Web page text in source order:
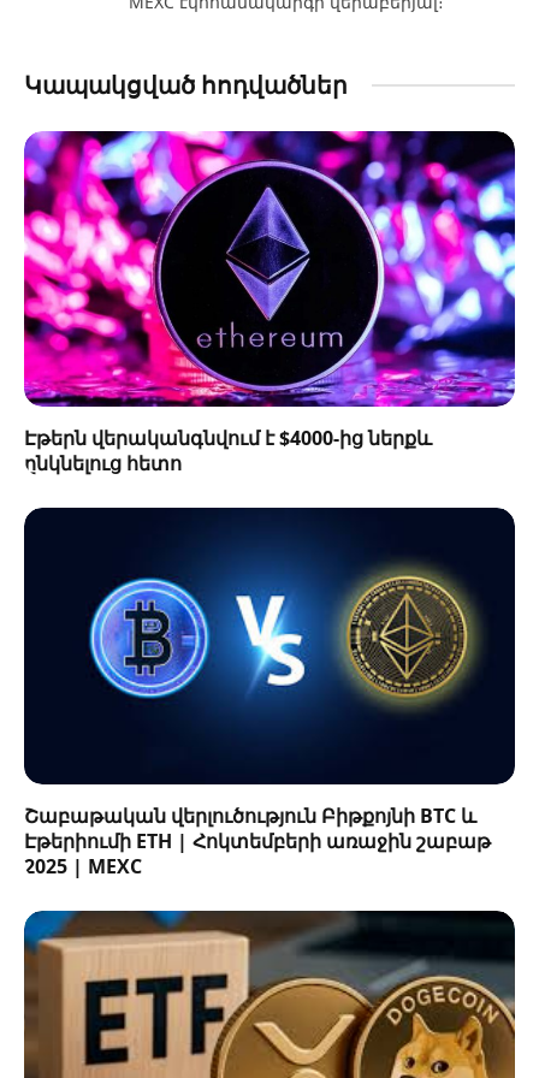
Կապակցված հոդվածներ
Էթերն վերականգնվում է $4000-ից ներքև
ընկնելուց հետո
Շաբաթական վերլուծություն Բիթքոյնի BTC և
Էթերիումի ETH | Հոկտեմբերի առաջին շաբաթ
2025 | MEXC